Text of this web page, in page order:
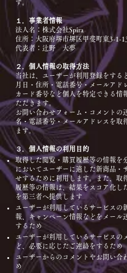
す。
１．事業者情報
法人名：株式会社Spira
住所：大阪府堺市堺区甲斐町東3-1-
代表者：辻野 大夢
２．個人情報の取得方法
当社は、ユーザーが利用登録をする
月日・住所・電話番号・メールアド
カード番号など個人を特定できる情
ただきます。
お問い合わせフォーム・コメントの
名・電話番号・メールアドレスを取
ます。
３．個人情報の利用目的
取得した閲覧・購買履歴等の情報を
においてユーザーに適した新商品・
せするために利用します。また、取
履歴等の情報は、結果をスコア化し
を第三者へ提供します
ユーザーが利用しているサービスの
報、キャンペーン情報などをメール
するため
ユーザーが利用しているサービスの
ど、必要に応じたご連絡をするため
ユーザーからのコメントやお問い合
め